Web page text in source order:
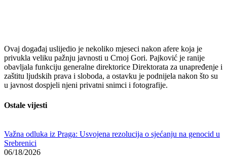
Ovaj događaj uslijedio je nekoliko mjeseci nakon afere koja je
privukla veliku pažnju javnosti u Crnoj Gori. Pajković je ranije
obavljala funkciju generalne direktorice Direktorata za unapređenje i
zaštitu ljudskih prava i sloboda, a ostavku je podnijela nakon što su
u javnost dospjeli njeni privatni snimci i fotografije.
Ostale vijesti
Važna odluka iz Praga: Usvojena rezolucija o sjećanju na genocid u
Srebrenici
06/18/2026